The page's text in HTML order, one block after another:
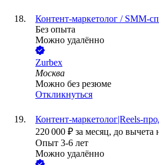
Контент-маркетолог / SMM-
Без опыта
Можно удалённо
Zurbex
Москва
Можно без резюме
Откликнуться
Контент-маркетолог|Reels-
220 000 ₽ за месяц, до вычета
Опыт 3-6 лет
Можно удалённо